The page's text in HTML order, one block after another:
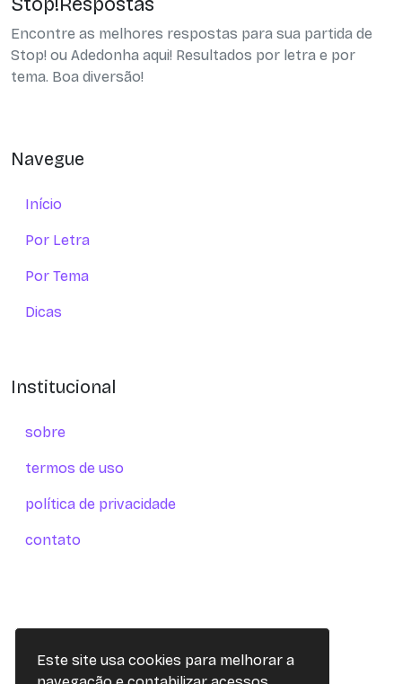
Este site usa cookies para melhorar a
Encontre as melhores respostas para sua partida de
Stop! ou Adedonha aqui! Resultados por letra e por
tema. Boa diversão!
Navegue
Início
Por Letra
Por Tema
Dicas
Institucional
sobre
termos de uso
política de privacidade
contato